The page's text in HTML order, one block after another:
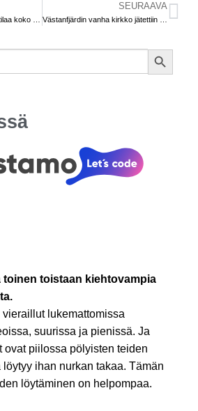
SEURAAVA
SEARCH
toinen toistaan kiehtovampia
lukemattomissa
suurissa ja pienissä. Ja
ovat piilossa pölyisten teiden
löytyy ihan nurkan takaa. Tämän
löytäminen on helpompaa.